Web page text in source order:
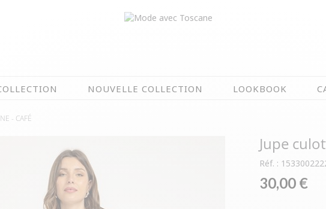
NOUVELLE COLLECTION LOOKBOOK
ACCESSOIRES
PARKAS & IMPERS
MANTEAUX
NOUVELLE COLLECTION
MEILLEURES VENTES
- CAFÉ
Jupe
Réf. :
30,00 €